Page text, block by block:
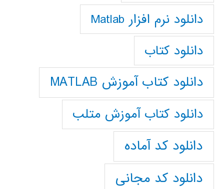
دانلود نرم افزار Matlab
دانلود کتاب
دانلود کتاب آموزش MATLAB
دانلود کتاب آموزش متلب
دانلود کد آماده
دانلود کد مجانی